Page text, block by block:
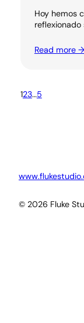
Hoy hemos
Read more →
123…5
© 2026 Fluke